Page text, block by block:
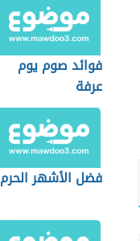
فوائد صوم يوم
عرفة
فضل الأشهر الحرم